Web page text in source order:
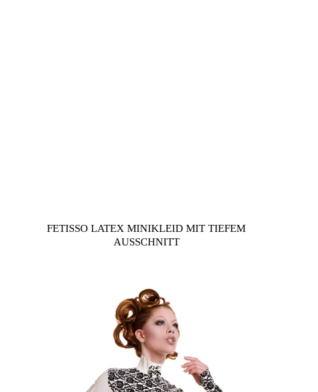
FETISSO LATEX MINIKLEID MIT TIEFEM
AUSSCHNITT